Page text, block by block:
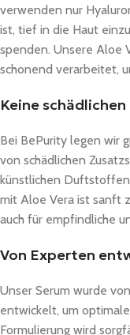
verwenden nur
ist, tief in die Haut
spenden. Unsere Aloe
schonend verarbeitet,
Keine
Bei BePurity legen wir
von schädlichen
künstlichen Duftstoffen
mit Aloe Vera ist sanft
auch für empfindliche
Von Experten
Unser Serum wurde
entwickelt, um
Formulierung wird